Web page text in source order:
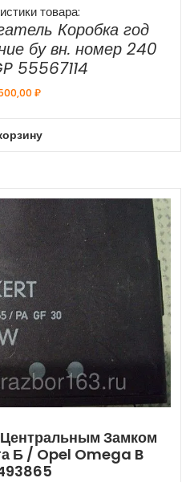
товара:
Коробка год
бу вн. номер 240
55567114
₽
Замком
Б / Opel Omega B